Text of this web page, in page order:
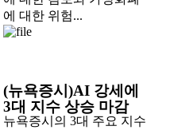
에 대한 위험...
(뉴욕증시)AI 강세에
3대 지수 상승 마감
뉴욕증시의 3대 주요 지수